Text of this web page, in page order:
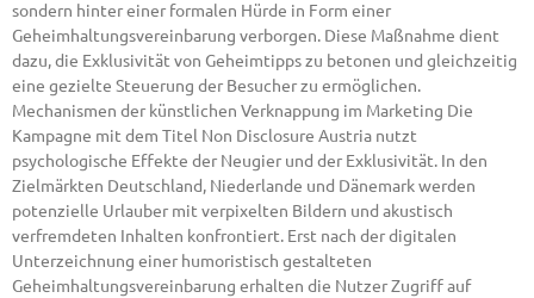
sondern hinter einer formalen Hürde in Form einer
Geheimhaltungsvereinbarung verborgen. Diese Maßnahme dient
dazu, die Exklusivität von Geheimtipps zu betonen und gleichzeitig
eine gezielte Steuerung der Besucher zu ermöglichen.
Mechanismen der künstlichen Verknappung im Marketing Die
Kampagne mit dem Titel Non Disclosure Austria nutzt
psychologische Effekte der Neugier und der Exklusivität. In den
Zielmärkten Deutschland, Niederlande und Dänemark werden
potenzielle Urlauber mit verpixelten Bildern und akustisch
verfremdeten Inhalten konfrontiert. Erst nach der digitalen
Unterzeichnung einer humoristisch gestalteten
Geheimhaltungsvereinbarung erhalten die Nutzer Zugriff auf